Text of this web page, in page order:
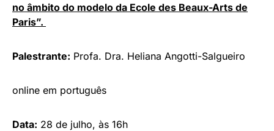
no âmbito do modelo da Ecole des Beaux-Arts de
Paris”.
Palestrante: Profa. Dra. Heliana Angotti-Salgueiro
online em português
Data: 28 de julho, às 16h